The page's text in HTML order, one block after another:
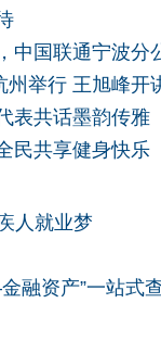
州举行 王旭峰开
表共话墨韵传雅
民共享健身快乐
人就业梦